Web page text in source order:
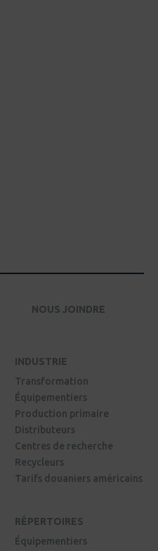
NOUS JOINDRE
INDUSTRIE
Transformation
Équipementiers
Production primaire
Distributeurs
Centres de recherche
Recycleurs
Tarifs douaniers américains
RÉPERTOIRES
Équipementiers